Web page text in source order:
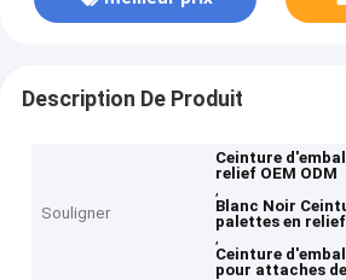
Description De Produit
Souligner
Ceinture
relief OEM ODM
,
Blanc Noir
palettes en relief
,
Ceinture
pour attaches